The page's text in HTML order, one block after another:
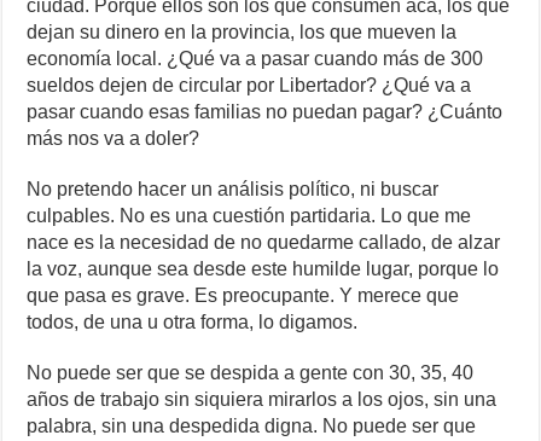
ciudad. Porque ellos son los que consumen acá, los que
dejan su dinero en la provincia, los que mueven la
economía local. ¿Qué va a pasar cuando más de 300
sueldos dejen de circular por Libertador? ¿Qué va a
pasar cuando esas familias no puedan pagar? ¿Cuánto
más nos va a doler?
No pretendo hacer un análisis político, ni buscar
culpables. No es una cuestión partidaria. Lo que me
nace es la necesidad de no quedarme callado, de alzar
la voz, aunque sea desde este humilde lugar, porque lo
que pasa es grave. Es preocupante. Y merece que
todos, de una u otra forma, lo digamos.
No puede ser que se despida a gente con 30, 35, 40
años de trabajo sin siquiera mirarlos a los ojos, sin una
palabra, sin una despedida digna. No puede ser que